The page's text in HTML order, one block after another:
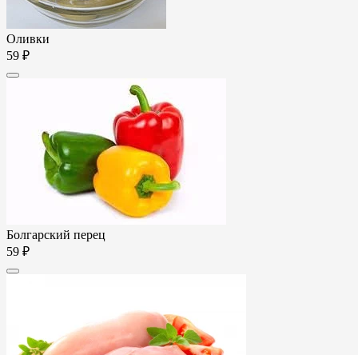
Оливки
59 ₽
Болгарский перец
59 ₽